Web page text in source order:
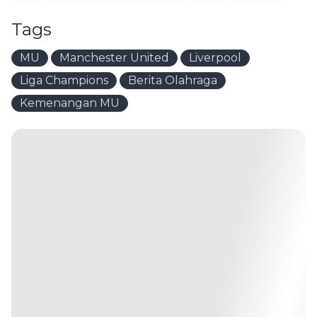
Tags
MU Manchester United
Liverpool
Liga Champions
Berita Olahraga
Kemenangan MU